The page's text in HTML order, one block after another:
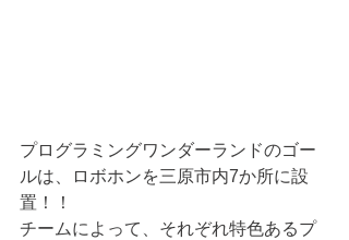
プログラミングワンダーランドのゴー
ルは、ロボホンを三原市内7か所に設
置！！
チームによって、それぞれ特色あるプ